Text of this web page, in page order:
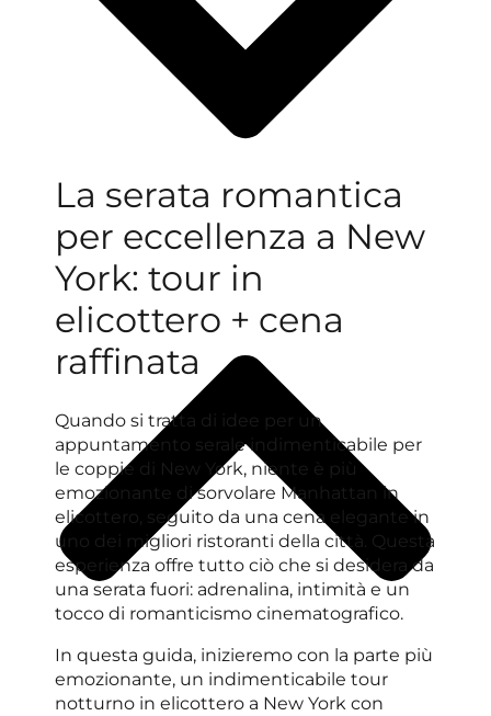
La serata romantica
per eccellenza a New
York: tour in
elicottero + cena
raffinata
Quando si tratta di idee per un
appuntamento serale indimenticabile per
le coppie di New York, niente è più
emozionante di sorvolare Manhattan in
elicottero, seguito da una cena elegante in
uno dei migliori ristoranti della città. Questa
esperienza offre tutto ciò che si desidera da
una serata fuori: adrenalina, intimità e un
tocco di romanticismo cinematografico.
In questa guida, inizieremo con la parte più
emozionante, un indimenticabile tour
notturno in elicottero a New York con